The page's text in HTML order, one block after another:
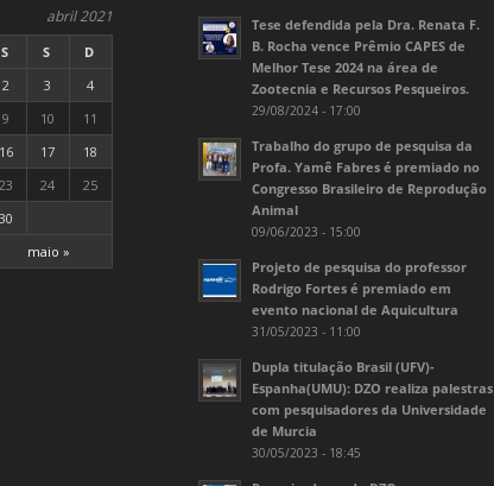
abril 2021
S S D
maio »
2 3
4
9 10
11
16 17
18
23 24
25
30
Tese defendida pela Dra. Renata F.
B. Rocha vence Prêmio CAPES de
Melhor Tese 2024 na área de
Zootecnia e Recursos Pesqueiros.
29/08/2024 - 17:00
Trabalho do grupo de pesquisa da
Profa. Yamê Fabres é premiado no
Congresso Brasileiro de Reprodução
Animal
09/06/2023 - 15:00
Projeto de pesquisa do professor
Rodrigo Fortes é premiado em
evento nacional de Aquicultura
31/05/2023 - 11:00
Dupla titulação Brasil (UFV)-
Espanha(UMU): DZO realiza palestras
com pesquisadores da Universidade
de Murcia
30/05/2023 - 18:45